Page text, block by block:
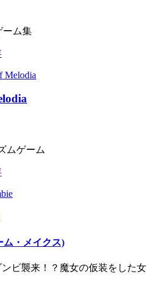
ーム集
ムゲーム
ム・メイクス)
ビ襲来！？魔女の仮装をした女